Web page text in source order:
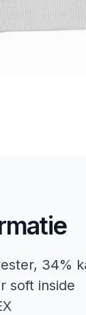
34%
soft inside